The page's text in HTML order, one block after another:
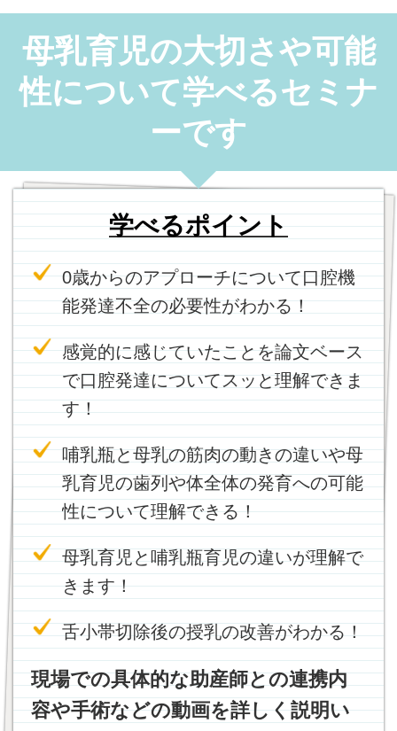
母乳育児の大切さや可能
性について学べるセミナ
ーです
学べるポイント
0歳からのアプローチについて口腔機
能発達不全の必要性がわかる！
感覚的に感じていたことを論文ベース
で口腔発達についてスッと理解できま
す！
哺乳瓶と母乳の筋肉の動きの違いや母
乳育児の歯列や体全体の発育への可能
性について理解できる！
母乳育児と哺乳瓶育児の違いが理解で
きます！
舌小帯切除後の授乳の改善がわかる！
現場での具体的な助産師との連携内
容や手術などの動画を詳しく説明い